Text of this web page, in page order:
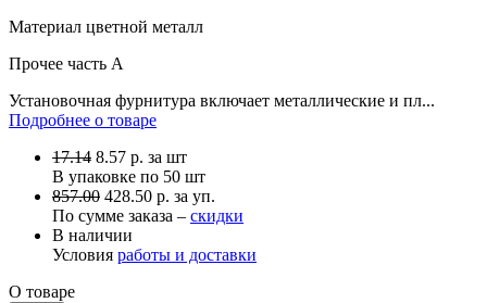
Материал цветной металл
Прочее часть A
Установочная фурнитура включает металлические и пл...
Подробнее о товаре
17.14 8.57 р. за шт
В упаковке по 50 шт
857.00 428.50 р. за уп.
По сумме заказа – скидки
В наличии
Условия работы и доставки
О товаре